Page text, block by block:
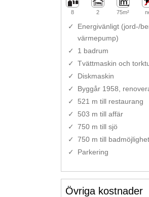
8 2 75m²
Energivänligt (jord-/
värmepump)
1 badrum
Tvättmaskin och
Diskmaskin
Byggår 1958,
521 m till restaurang
503 m till affär
750 m till sjö
750 m till badmöjlighet
Parkering
Övriga kostnader